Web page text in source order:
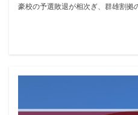
豪校の予選敗退が相次ぎ、群雄割